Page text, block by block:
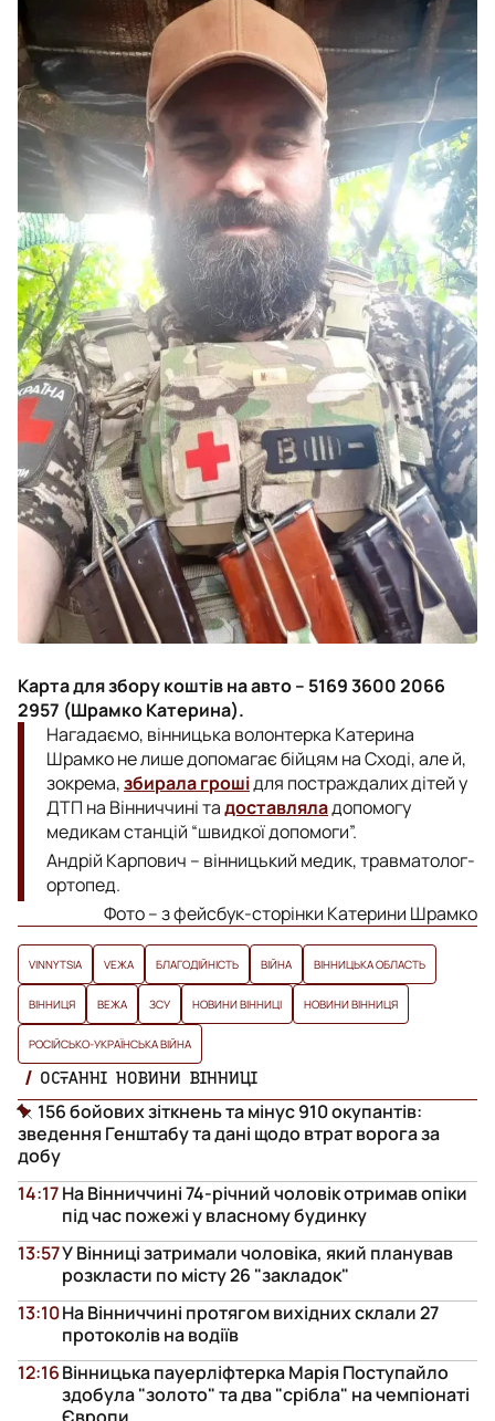
Карта для збору коштів на авто – 5169 3600 2066
2957 (Шрамко Катерина).
Нагадаємо, вінницька волонтерка Катерина
Шрамко не лише допомагає бійцям на Сході, але й,
зокрема,збирала грошідля постраждалих дітей у
ДТП на Вінниччині тадоставляладопомогу
медикам станцій “швидкої допомоги”.
Андрій Карпович – вінницький медик, травматолог-
ортопед.
Фото – з фейсбук-сторінки Катерини Шрамко
VINNYTSIA VЕЖА БЛАГОДІЙНІСТЬ ВІЙНА ВІННИЦЬКА ОБЛАСТЬ
ВІННИЦЯ ВЕЖА ЗСУ НОВИНИ ВІННИЦІ НОВИНИ ВІННИЦЯ
РОСІЙСЬКО-УКРАЇНСЬКА ВІЙНА
ОСТАННІ НОВИНИ ВІННИЦІ
156 бойових зіткнень та мінус 910 окупантів:
зведення Генштабу та дані щодо втрат ворога за
добу
На Вінниччині 74-річний чоловік отримав опіки
під час пожежі у власному будинку
14:17
У Вінниці затримали чоловіка, який планував
розкласти по місту 26 "закладок"
13:57
На Вінниччині протягом вихідних склали 27
протоколів на водіїв
13:10
Вінницька пауерліфтерка Марія Поступайло
здобула "золото" та два "срібла" на чемпіонаті
12:16